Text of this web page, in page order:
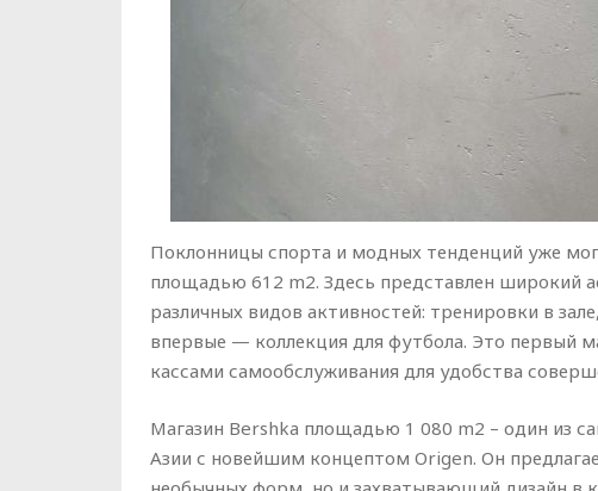
Поклонницы спорта и модных тенденций уже
площадью 612 m2. Здесь представлен широкий
различных видов активностей: тренировки в
впервые — коллекция для футбола. Это первый
кассами самообслуживания для удобства
Магазин Bershka площадью 1 080 m2 – один из
Азии с новейшим концептом Origen. Он